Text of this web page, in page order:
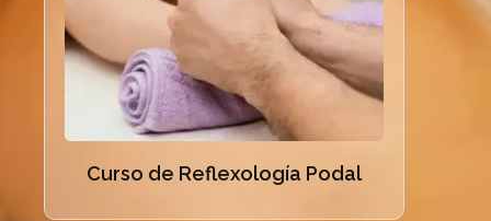
Curso de Reflexología Podal